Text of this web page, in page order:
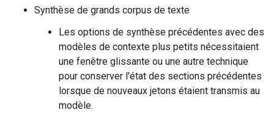
Synthèse de grands corpus de texte
Les options de synthèse précédentes avec des
modèles de contexte plus petits nécessitaient
une fenêtre glissante ou une autre technique
pour conserver l'état des sections précédentes
lorsque de nouveaux jetons étaient transmis au
modèle.